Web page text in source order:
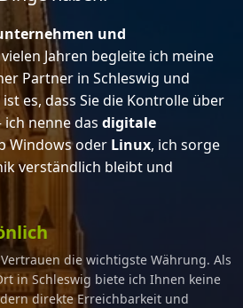
und
Jahren begleite ich meine
Partner in Schleswig und
es, dass Sie die Kontrolle über
nenne das digitale
Windows oder Linux, ich sorge
verständlich bleibt und
die wichtigste Währung. Als
in Schleswig biete ich Ihnen keine
direkte Erreichbarkeit und